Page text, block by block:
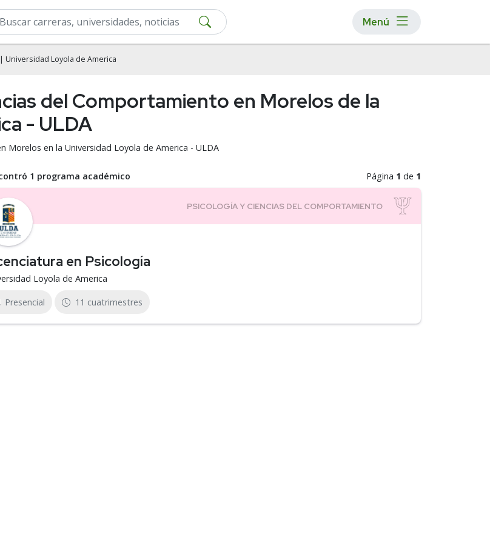
Menú
| Universidad Loyola de America
del Comportamiento en Morelos de la
- ULDA
Morelos en la Universidad Loyola de America - ULDA
1 programa académico Página 1 de 1
en Psicología
Loyola de America
Presencial 11 cuatrimestres